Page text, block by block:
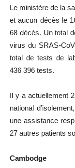
Le ministère de la
et aucun décès le
68 décès. Un total
virus du SRAS-
total de tests de
436 396 tests.
Il y a actuellement
national
une assistance
27 autres patients
Cambodge